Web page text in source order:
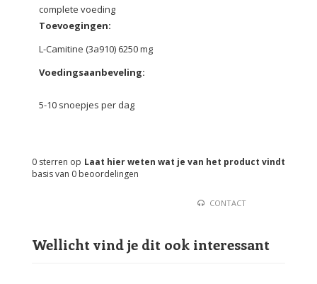
complete voeding
Toevoegingen:
L-Camitine (3a910) 6250 mg
Voedingsaanbeveling:
5-10 snoepjes per dag
Laat hier weten wat je van het product vindt
0 sterren op
basis van 0 beoordelingen
CONTACT
Wellicht vind je dit ook interessant